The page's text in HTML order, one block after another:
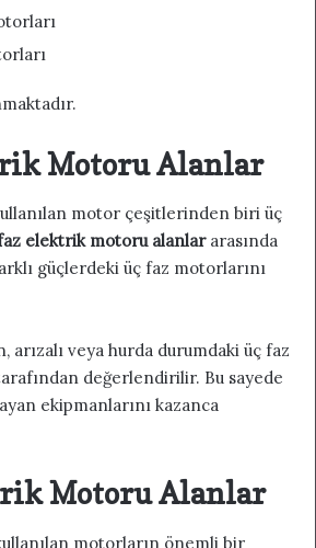
Motoru Alanlar
motor çeşitlerinden biri üç
elektrik motoru alanlararasında
güçlerdeki üç faz motorlarını
arızalı veya hurda durumdaki üç faz
değerlendirilir. Bu sayede
ekipmanlarını kazanca
Motoru Alanlar
motorların önemli bir